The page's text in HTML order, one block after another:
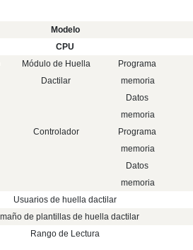
Modelo
CPU
Módulo de Huella
Dactilar
Programa
memoria
Datos
memoria
Controlador
Programa
memoria
Datos
memoria
Usuarios de huella dactilar
de plantillas de huella dactilar
Rango de Lectura